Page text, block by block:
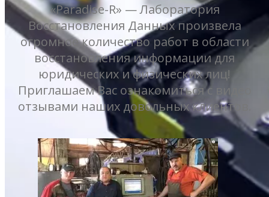
«Paradise-R» — Лаборатория
Восстановления Данных произвела
огромное количество работ в области
восстановления информации для
юридических и физических лиц!
Приглашаем Вас ознакомиться с видео
отзывами наших довольных клиентов.